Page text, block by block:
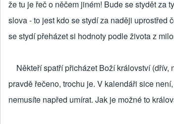
že tu je řeč o něčem jiném! Bude se stydět za
slova - to jest kdo se stydí za naději uprostřed
se stydí přeházet si hodnoty podle života z
Někteří spatří přicházet Boží království (dřív,
pravdě řečeno, trochu je. V kalendáři sice
nemusíte napřed umírat. Jak je možné to